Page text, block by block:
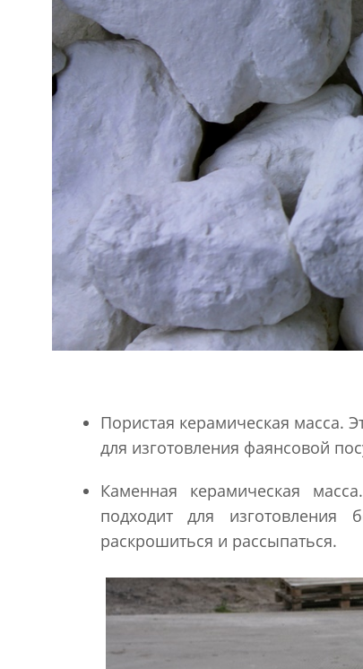
Пористая керамическая масса.
для изготовления фаянсовой
Каменная керамическая
подходит для
раскрошиться и рассыпаться.